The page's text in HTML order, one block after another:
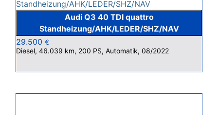
Audi Q3 40 TDI quattro
Standheizung/AHK/LEDER/SHZ/NAV
29.500 €
Diesel, 46.039 km, 200 PS, Automatik, 08/2022